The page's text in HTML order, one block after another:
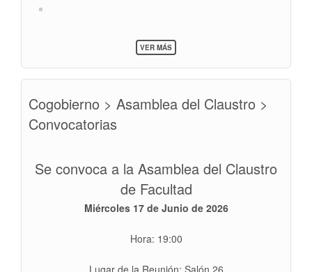
VER MÁSSOBRE
COGOBIERNO
CLAUSTRO
>
Cogobierno > Asamblea del Claustro >
Convocatorias
Se convoca a la Asamblea del Claustro
de Facultad
Miércoles 17 de Junio de 2026
Hora: 19:00
Lugar de la Reunión: Salón 26